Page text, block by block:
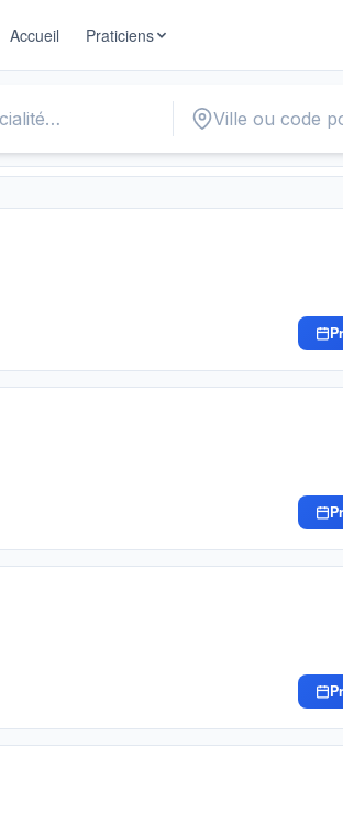
Accueil
Praticiens
/data/www/medecinV2/module/